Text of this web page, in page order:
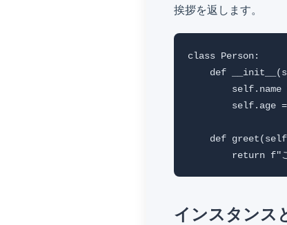
挨拶を返します。
class Person:
def
self.name
self.age
def
return f"
インスタンス